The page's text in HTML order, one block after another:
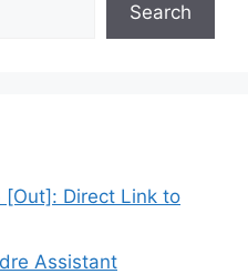
Search
[Out]: Direct Link to
Assistant